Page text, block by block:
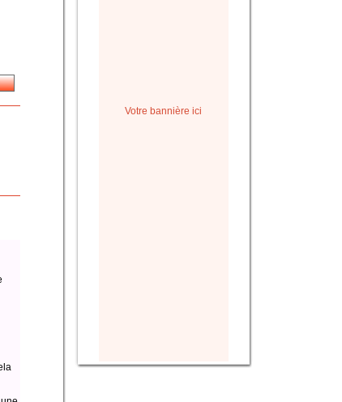
Votre bannière ici